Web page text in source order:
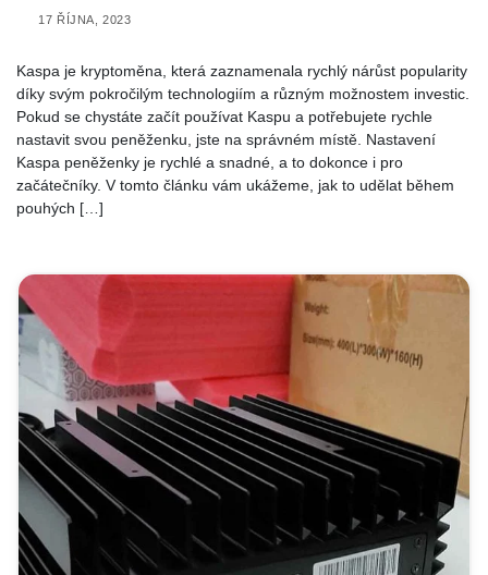
17 ŘÍJNA, 2023
Kaspa je kryptoměna, která zaznamenala rychlý nárůst popularity
díky svým pokročilým technologiím a různým možnostem investic.
Pokud se chystáte začít používat Kaspu a potřebujete rychle
nastavit svou peněženku, jste na správném místě. Nastavení
Kaspa peněženky je rychlé a snadné, a to dokonce i pro
začátečníky. V tomto článku vám ukážeme, jak to udělat během
pouhých […]